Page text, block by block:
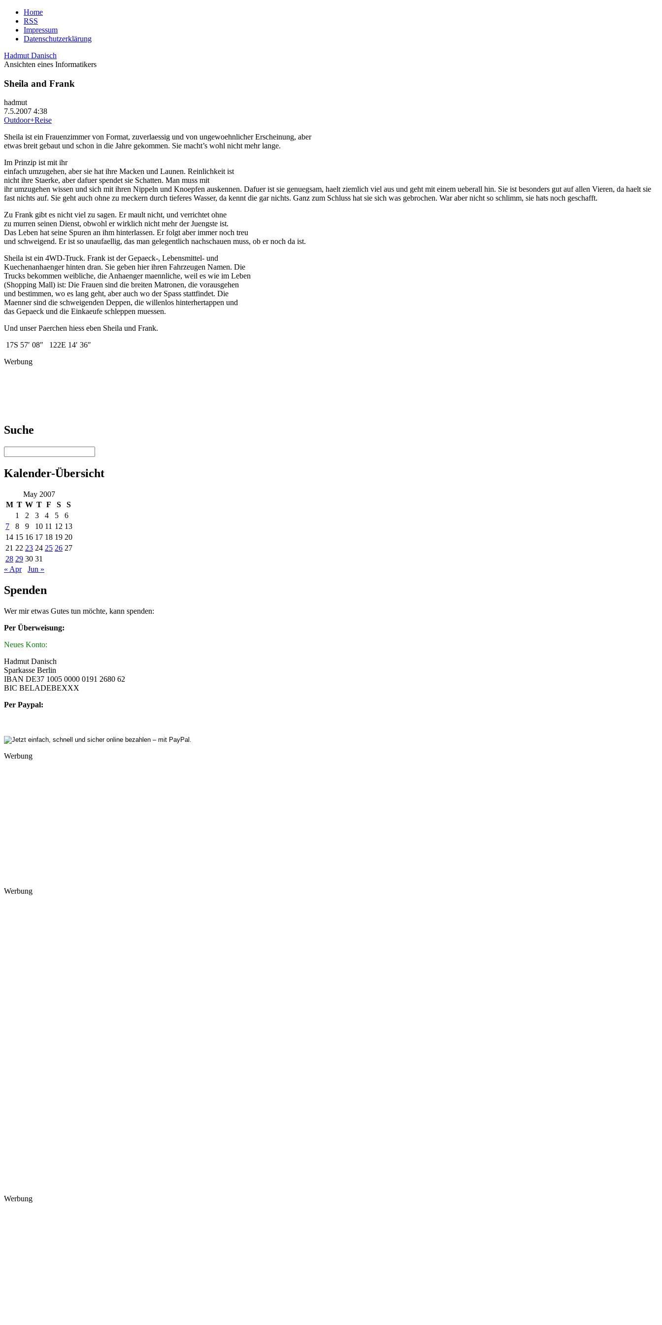
Home
RSS
Impressum
Datenschutzerklärung
Hadmut Danisch
Ansichten eines Informatikers
Sheila and Frank
hadmut
7.5.2007 4:38
Outdoor+Reise
Sheila ist ein Frauenzimmer von Format, zuverlaessig und von ungewoehnlicher Erscheinung, aber
etwas breit gebaut und schon in die Jahre gekommen. Sie macht’s wohl nicht mehr lange.
Im Prinzip ist mit ihr
einfach umzugehen, aber sie hat ihre Macken und Launen. Reinlichkeit ist
nicht ihre Staerke, aber dafuer spendet sie Schatten. Man muss mit
ihr umzugehen wissen und sich mit ihren Nippeln und Knoepfen auskennen. Dafuer ist sie genuegsam, haelt ziemlich viel aus und geht mit einem ueberall hin. Sie ist besonders gut auf allen Vieren, da haelt sie
fast nichts auf. Sie geht auch ohne zu meckern durch tieferes Wasser, da kennt die gar nichts. Ganz zum Schluss hat sie sich was gebrochen. War aber nicht so schlimm, sie hats noch geschafft.
Zu Frank gibt es nicht viel zu sagen. Er mault nicht, und verrichtet ohne
zu murren seinen Dienst, obwohl er wirklich nicht mehr der Juengste ist.
Das Leben hat seine Spuren an ihm hinterlassen. Er folgt aber immer noch treu
und schweigend. Er ist so unaufaellig, das man gelegentlich nachschauen muss, ob er noch da ist.
Sheila ist ein 4WD-Truck. Frank ist der Gepaeck-, Lebensmittel- und
Kuechenanhaenger hinten dran. Sie geben hier ihren Fahrzeugen Namen. Die
Trucks bekommen weibliche, die Anhaenger maennliche, weil es wie im Leben
(Shopping Mall) ist: Die Frauen sind die breiten Matronen, die vorausgehen
und bestimmen, wo es lang geht, aber auch wo der Spass stattfindet. Die
Maenner sind die schweigenden Deppen, die willenlos hinterhertappen und
das Gepaeck und die Einkaeufe schleppen muessen.
Und unser Paerchen hiess eben Sheila und Frank.
17S 57′ 08″ 122E 14′ 36″
Werbung
Suche
Kalender-Übersicht
May 2007
M T W T F S
S
1
2 3 4 5
6
7
8 9 10 11 12 13
14 15 16 17 18 19 20
21 22 23 24 25 26 27
28 29 30 31
« Apr
Jun »
Spenden
Wer mir etwas Gutes tun möchte, kann spenden:
Per Überweisung:
Neues Konto:
Hadmut Danisch
Sparkasse Berlin
IBAN DE37 1005 0000 0191 2680 62
BIC BELADEBEXXX
Per Paypal:
Werbung
Werbung
Werbung